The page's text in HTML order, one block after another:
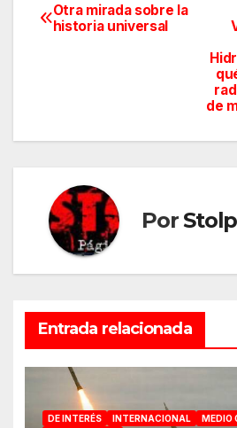
Navegación
de
Otra mirada sobre la
historia universal
Por
Entrada relacionada
DE INTERÉS INTERNACIONAL MEDIO